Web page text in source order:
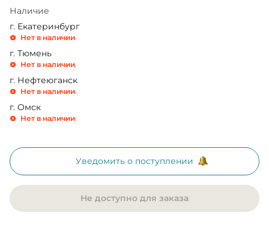
Наличие
г. Екатеринбург
Нет в наличии
г. Тюмень
Нет в наличии
г. Нефтеюганск
Нет в наличии
г. Омск
Нет в наличии
Уведомить о поступлении
Не доступно для заказа